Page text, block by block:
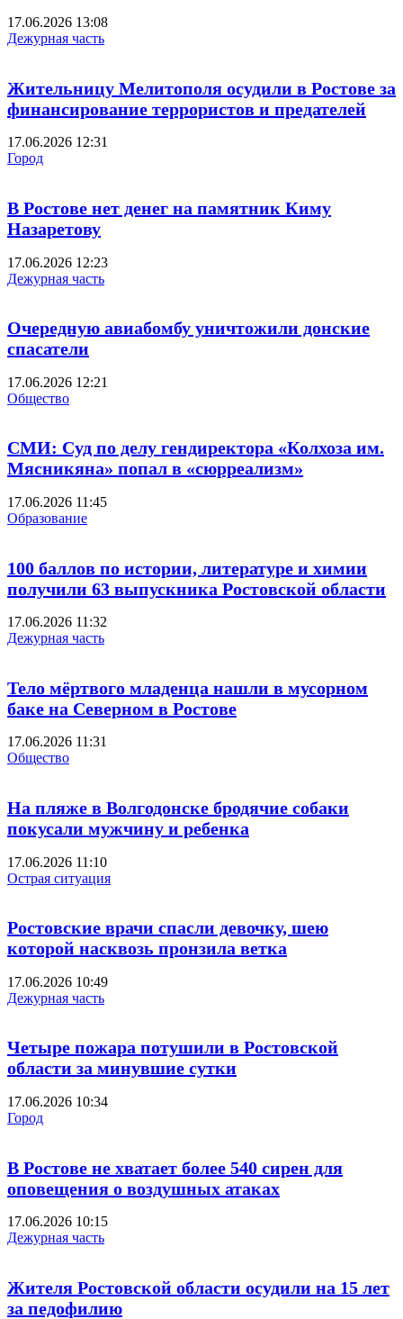
17.06.2026 13:08
Дежурная часть
Жительницу Мелитополя осудили в Ростове за
финансирование террористов и предателей
17.06.2026 12:31
Город
В Ростове нет денег на памятник Киму
Назаретову
17.06.2026 12:23
Дежурная часть
Очередную авиабомбу уничтожили донские
спасатели
17.06.2026 12:21
Общество
СМИ: Cуд по делу гендиректора «Колхоза им.
Мясникяна» попал в «сюрреализм»
17.06.2026 11:45
Образование
100 баллов по истории, литературе и химии
получили 63 выпускника Ростовской области
17.06.2026 11:32
Дежурная часть
Тело мёртвого младенца нашли в мусорном
баке на Северном в Ростове
17.06.2026 11:31
Общество
На пляже в Волгодонске бродячие собаки
покусали мужчину и ребенка
17.06.2026 11:10
Острая ситуация
Ростовские врачи спасли девочку, шею
которой насквозь пронзила ветка
17.06.2026 10:49
Дежурная часть
Четыре пожара потушили в Ростовской
области за минувшие сутки
17.06.2026 10:34
Город
В Ростове не хватает более 540 сирен для
оповещения о воздушных атаках
17.06.2026 10:15
Дежурная часть
Жителя Ростовской области осудили на 15 лет
за педофилию